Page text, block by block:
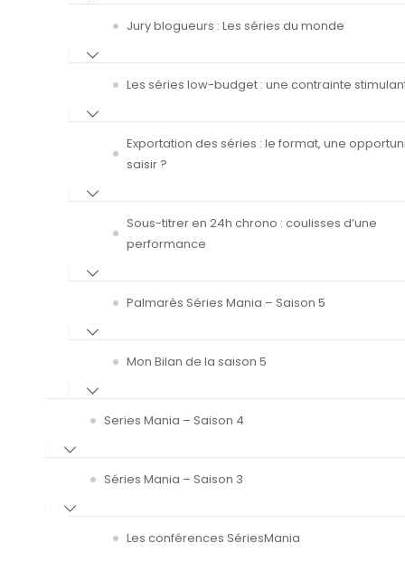
Jury blogueurs : Les séries du monde
Les séries low-budget : une contrainte
Exportation des séries : le format, une
saisir ?
Sous-titrer en 24h chrono : coulisses d’une
performance
Palmarès Séries Mania – Saison 5
Mon Bilan de la saison 5
Series Mania – Saison 4
Séries Mania – Saison 3
Les conférences SériesMania